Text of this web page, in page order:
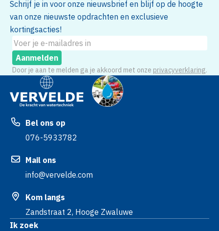
Schrijf je in voor onze nieuwsbrief en blijf op de hoogte
van onze nieuwste opdrachten en exclusieve
kortingsacties!
Aanmelden
Door je aan te melden ga je akkoord met onze privacyverklaring.
Bel ons op
076-5933782
Mail ons
info@vervelde.com
Kom langs
Zandstraat 2, Hooge Zwaluwe
Ik zoek